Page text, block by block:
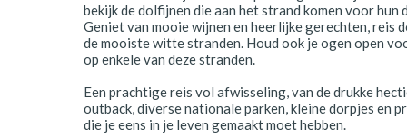
Nederland
Nieuw-Zeeland
Noorwegen
bekijk de dolfijnen die aan het strand komen voor hun
Geniet van mooie wijnen en heerlijke gerechten, reis
de mooiste witte stranden. Houd ook je ogen open
op enkele van deze stranden.
Een prachtige reis vol afwisseling, van de drukke
outback, diverse nationale parken, kleine dorpjes en
die je eens in je leven gemaakt moet hebben.